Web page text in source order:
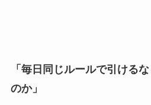
「毎日同じルールで引ける
のか」